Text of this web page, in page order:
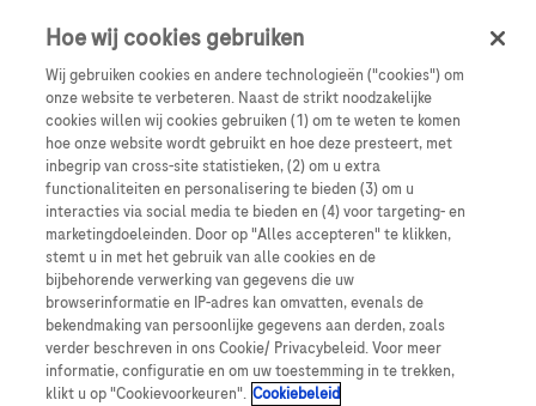
Register
Hoe wij cookies gebruiken
Wij gebruiken cookies en andere technologieën ("cookies") om
onze website te verbeteren. Naast de strikt noodzakelijke
cookies willen wij cookies gebruiken (1) om te weten te komen
hoe onze website wordt gebruikt en hoe deze presteert, met
inbegrip van cross-site statistieken, (2) om u extra
functionaliteiten en personalisering te bieden (3) om u
interacties via social media te bieden en (4) voor targeting- en
marketingdoeleinden. Door op "Alles accepteren" te klikken,
stemt u in met het gebruik van alle cookies en de
bijbehorende verwerking van gegevens die uw
browserinformatie en IP-adres kan omvatten, evenals de
bekendmaking van persoonlijke gegevens aan derden, zoals
verder beschreven in ons Cookie/ Privacybeleid. Voor meer
informatie, configuratie en om uw toestemming in te trekken,
klikt u op "Cookievoorkeuren". Cookiebeleid